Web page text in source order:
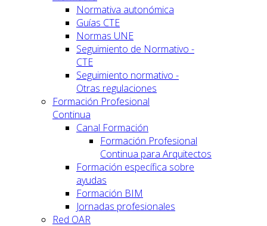
Normativa autonómica
Guías CTE
Normas UNE
Seguimiento de Normativo -
CTE
Seguimiento normativo -
Otras regulaciones
Formación Profesional
Continua
Canal Formación
Formación Profesional
Continua para Arquitectos
Formación específica sobre
ayudas
Formación BIM
Jornadas profesionales
Red OAR